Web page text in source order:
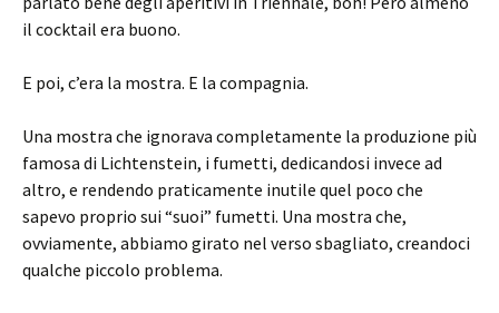
il cocktail era buono.
E poi, c’era la mostra. E la compagnia.
Una mostra che ignorava completamente la produzione più
famosa di Lichtenstein, i fumetti, dedicandosi invece ad
altro, e rendendo praticamente inutile quel poco che
sapevo proprio sui “suoi” fumetti. Una mostra che,
ovviamente, abbiamo girato nel verso sbagliato, creandoci
qualche piccolo problema.